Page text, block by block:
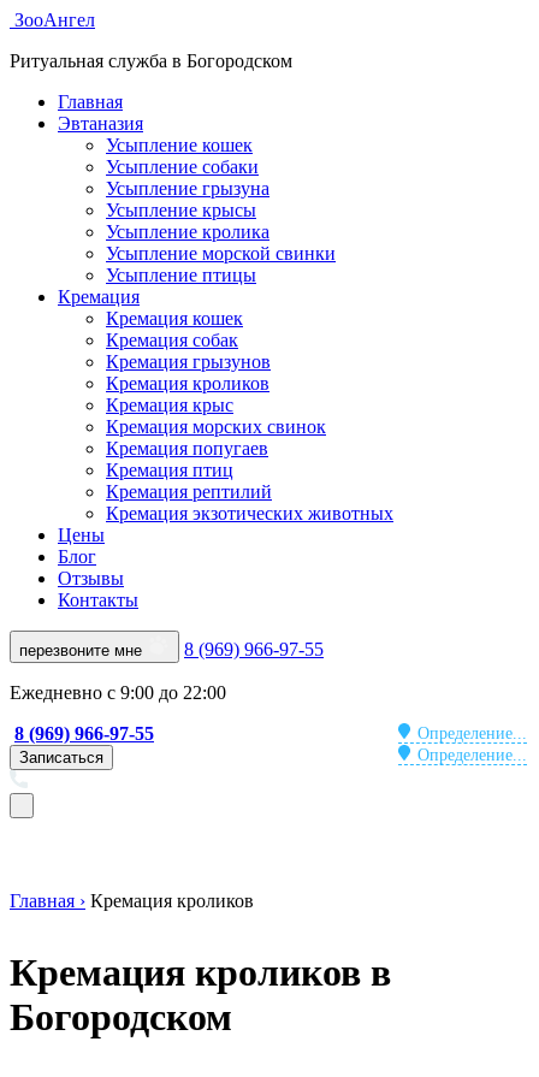
ЗооАнгел
Ритуальная служба в Богородском
Главная
Эвтаназия
Усыпление кошек
Усыпление собаки
Усыпление грызуна
Усыпление крысы
Усыпление кролика
Усыпление морской свинки
Усыпление птицы
Кремация
Кремация кошек
Кремация собак
Кремация грызунов
Кремация кроликов
Кремация крыс
Кремация морских свинок
Кремация попугаев
Кремация птиц
Кремация рептилий
Кремация экзотических животных
Цены
Блог
Отзывы
Контакты
перезвоните мне 8 (969) 966-97-55
Ежедневно с 9:00 до 22:00
Определение...
8 (969) 966-97-55
Определение...
Записаться
Главная › Кремация кроликов
Кремация кроликов в
Богородском